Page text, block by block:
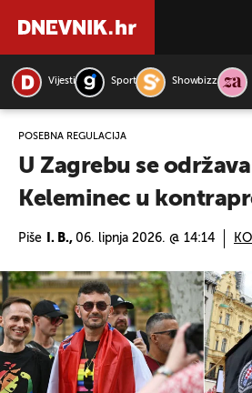
Vijesti Sport Showbizz
POSEBNA REGULACIJA
U Zagrebu se
Keleminec u
Piše I. B., 06. lipnja 2026. @ 14:14
PRETRAŽITE VIJESTI